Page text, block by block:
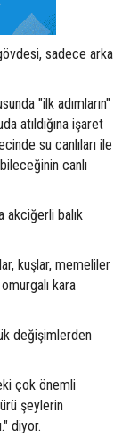
sadece arka
"ilk adımların"
atıldığına işaret
su canlıları ile
canlı
akciğerli balık
kuşlar, memeliler
kara
değişimlerden
çok önemli
şeylerin
diyor.